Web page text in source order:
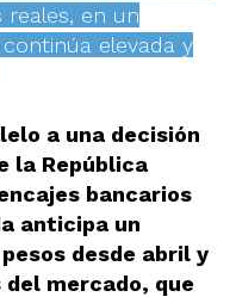
en un
elevada y
a una decisión
la República
bancarios
anticipa un
desde abril y
mercado, que